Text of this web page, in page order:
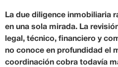
La due diligence inmobiliaria
en una sola mirada. La
legal, técnico, financiero y
no conoce en profundidad el
coordinación cobra todavía